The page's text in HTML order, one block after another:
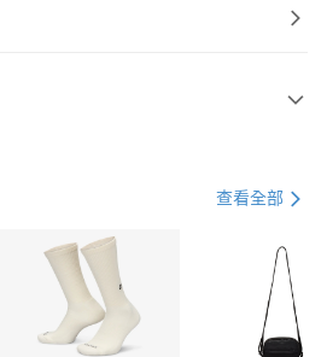
21家銀行
第一商業銀行
彰化商業銀行
查看全部